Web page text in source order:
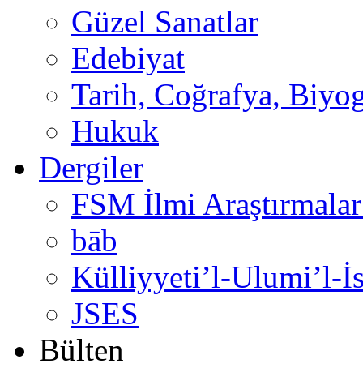
Güzel Sanatlar
Edebiyat
Tarih, Coğrafya,
Hukuk
Dergiler
FSM İlmi
bāb
Külliyyeti’l-Ulumi’l-
JSES
Bülten